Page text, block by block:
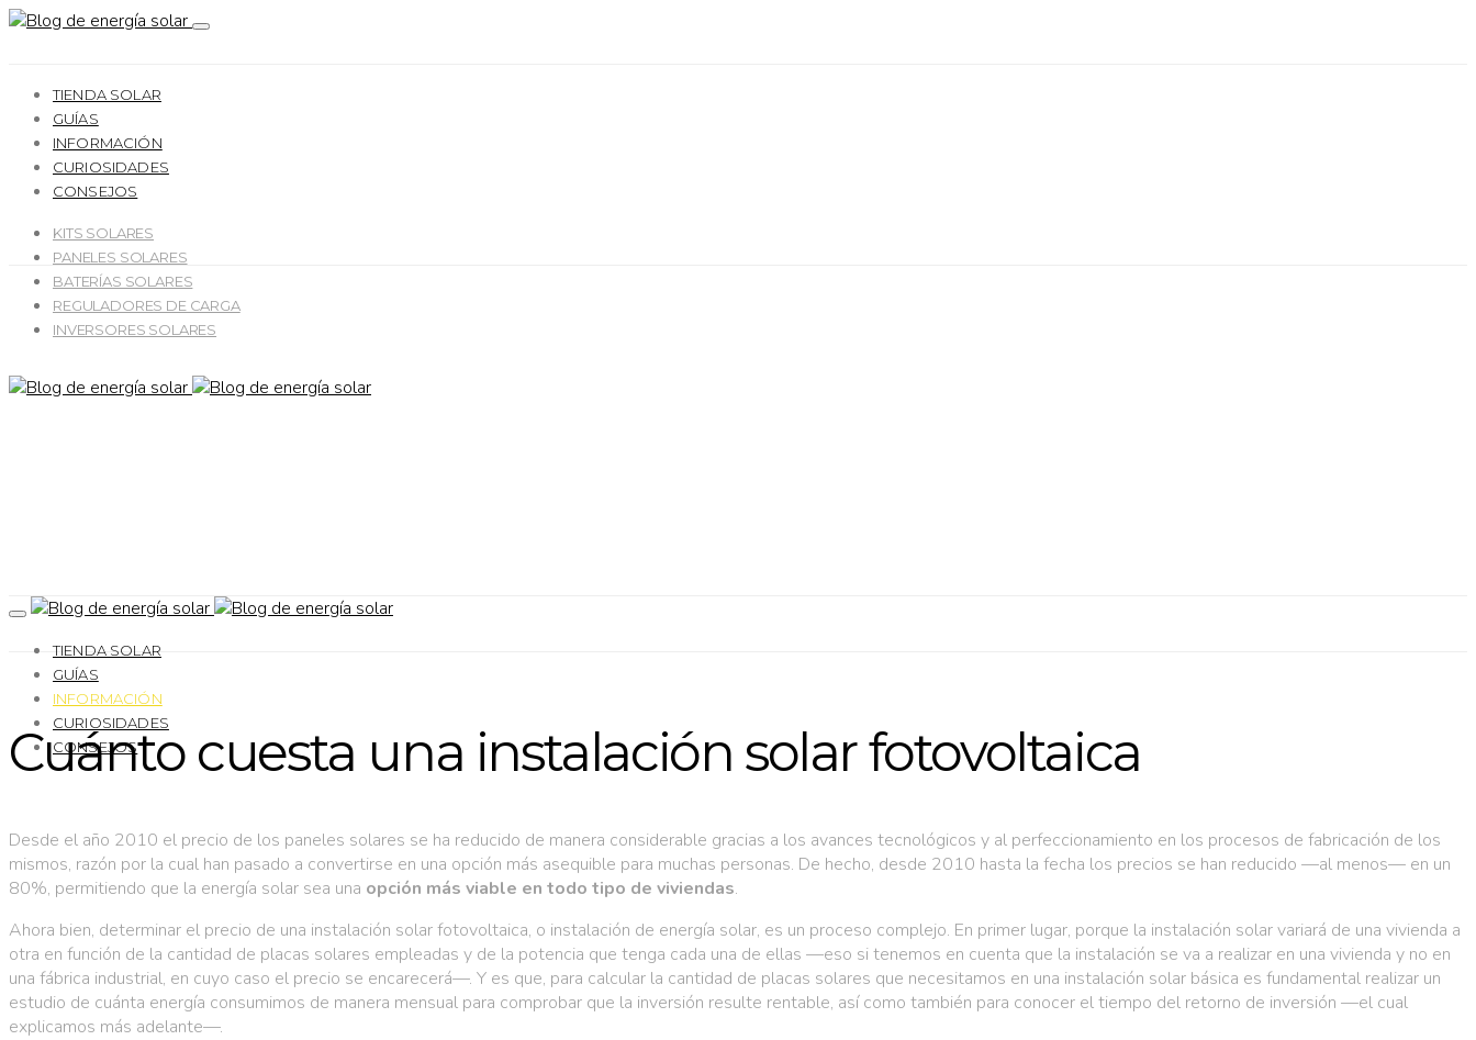
TIENDA SOLAR
GUÍAS
INFORMACIÓN
CURIOSIDADES
CONSEJOS
KITS SOLARES
PANELES SOLARES
BATERÍAS SOLARES
REGULADORES DE CARGA
INVERSORES SOLARES
TIENDA SOLAR
GUÍAS
INFORMACIÓN
CURIOSIDADES
CONSEJOS
Cuánto cuesta una instalación solar fotovoltaica
Desde el año 2010 el precio de los paneles solares se ha reducido de manera considerable gracias a los avances tecnológicos y al perfeccionamiento en los procesos de fabricación de los
mismos, razón por la cual han pasado a convertirse en una opción más asequible para muchas personas. De hecho, desde 2010 hasta la fecha los precios se han reducido —al menos— en un
80%, permitiendo que la energía solar sea una opción más viable en todo tipo de viviendas.
Ahora bien, determinar el precio de una instalación solar fotovoltaica, o instalación de energía solar, es un proceso complejo. En primer lugar, porque la instalación solar variará de una vivienda a
otra en función de la cantidad de placas solares empleadas y de la potencia que tenga cada una de ellas —eso si tenemos en cuenta que la instalación se va a realizar en una vivienda y no en
una fábrica industrial, en cuyo caso el precio se encarecerá—. Y es que, para calcular la cantidad de placas solares que necesitamos en una instalación solar básica es fundamental realizar un
estudio de cuánta energía consumimos de manera mensual para comprobar que la inversión resulte rentable, así como también para conocer el tiempo del retorno de inversión —el cual
explicamos más adelante—.